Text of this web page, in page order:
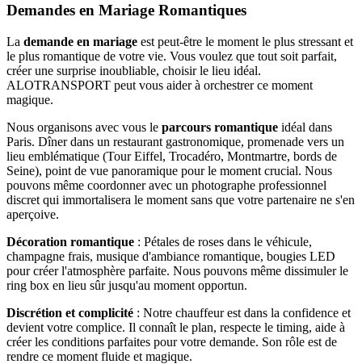
Demandes en Mariage Romantiques
La demande en mariage est peut-être le moment le plus stressant et
le plus romantique de votre vie. Vous voulez que tout soit parfait,
créer une surprise inoubliable, choisir le lieu idéal.
ALOTRANSPORT peut vous aider à orchestrer ce moment
magique.
Nous organisons avec vous le parcours romantique idéal dans
Paris. Dîner dans un restaurant gastronomique, promenade vers un
lieu emblématique (Tour Eiffel, Trocadéro, Montmartre, bords de
Seine), point de vue panoramique pour le moment crucial. Nous
pouvons même coordonner avec un photographe professionnel
discret qui immortalisera le moment sans que votre partenaire ne s'en
aperçoive.
Décoration romantique : Pétales de roses dans le véhicule,
champagne frais, musique d'ambiance romantique, bougies LED
pour créer l'atmosphère parfaite. Nous pouvons même dissimuler le
ring box en lieu sûr jusqu'au moment opportun.
Discrétion et complicité : Notre chauffeur est dans la confidence et
devient votre complice. Il connaît le plan, respecte le timing, aide à
créer les conditions parfaites pour votre demande. Son rôle est de
rendre ce moment fluide et magique.